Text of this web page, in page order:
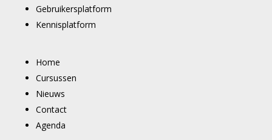
Gebruikersplatform
Kennisplatform
Home
Cursussen
Nieuws
Contact
Agenda